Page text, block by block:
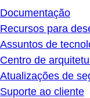
Documentação
Recursos para
Assuntos de
Centro de
Atualizações de
Suporte ao cliente